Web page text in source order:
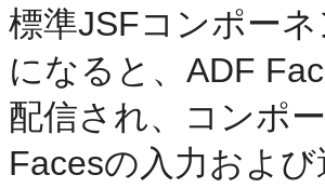
標準JSFコンポー
になると、ADF
配信され、コンポ
Facesの入力およ